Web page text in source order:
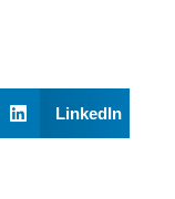
LinkedIn